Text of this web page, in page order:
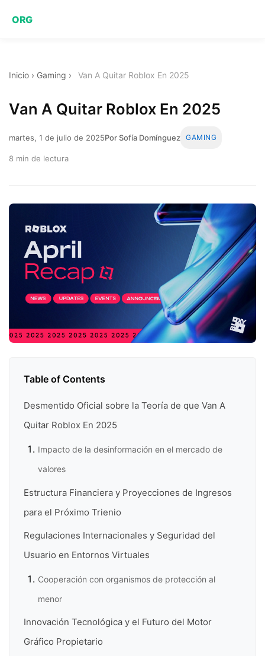
ORG
Inicio › Gaming › Van A Quitar Roblox En 2025
Van A Quitar Roblox En 2025
martes, 1 de julio de 2025Por Sofía Domínguez GAMING
8 min de lectura
Table of Contents
Desmentido Oficial sobre la Teoría de que Van A
Quitar Roblox En 2025
Impacto de la desinformación en el mercado de
valores
Estructura Financiera y Proyecciones de Ingresos
para el Próximo Trienio
Regulaciones Internacionales y Seguridad del
Usuario en Entornos Virtuales
Cooperación con organismos de protección al
menor
Innovación Tecnológica y el Futuro del Motor
Gráfico Propietario